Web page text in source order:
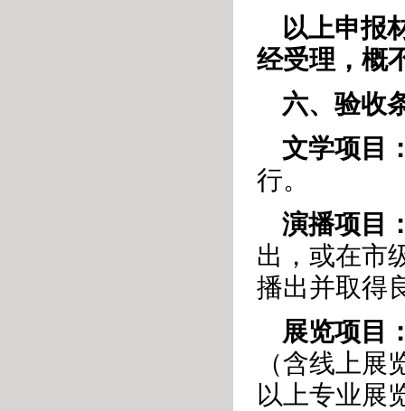
以上申报
经受理，概
六、验收
文学项目
行。
演播项目
出，或在市
播出并取得
展览项目
（含线上
以上专业展